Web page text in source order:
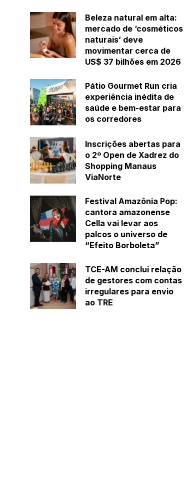
Beleza natural em alta:
mercado de ‘cosméticos
naturais’ deve
movimentar cerca de
US$ 37 bilhões em 2026
Pátio Gourmet Run cria
experiência inédita de
saúde e bem-estar para
os corredores
Inscrições abertas para
o 2º Open de Xadrez do
Shopping Manaus
ViaNorte
Festival Amazônia Pop:
cantora amazonense
Cella vai levar aos
palcos o universo de
“Efeito Borboleta”
TCE-AM conclui relação
de gestores com contas
irregulares para envio
ao TRE